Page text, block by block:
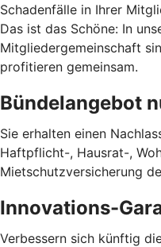
Schadenfälle in Ihrer
Das ist das Schöne: In
Mitgliedergemeinschaft
profitieren gemeinsam.
Bündelangebot
Sie erhalten einen
Haftpflicht-, Hausrat-,
Mietschutzversicherung
Innovations-
Verbessern sich künftig